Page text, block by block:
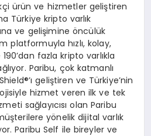
ürün ve hizmetler geliştiren
Türkiye kripto varlık
ve gelişimine öncülük
platformuyla hızlı, kolay,
fazla kripto varlıkla
Paribu, çok katmanlı
geliştiren ve Türkiye’nin
hizmet veren ilk ve tek
sağlayıcısı olan Paribu
yönelik dijital varlık
Paribu Self ile bireyler ve